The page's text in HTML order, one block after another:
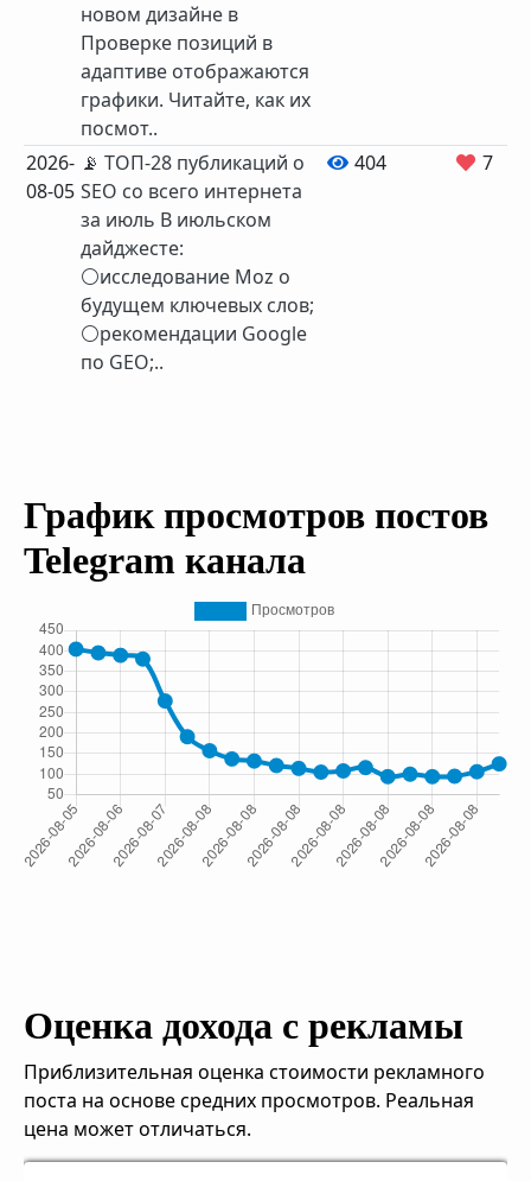
новом дизайне в
Проверке позиций в
адаптиве отображаются
графики. Читайте, как их
посмот..
2026-
08-05
📡 ТОП-28 публикаций о
SEO со всего интернета
за июль В июльском
дайджесте:
⚪️исследование Moz о
будущем ключевых слов;
⚪️рекомендации Google
по GEO;..
404 7
График просмотров постов
Telegram канала
Оценка дохода с рекламы
Приблизительная оценка стоимости рекламного
поста на основе средних просмотров. Реальная
цена может отличаться.